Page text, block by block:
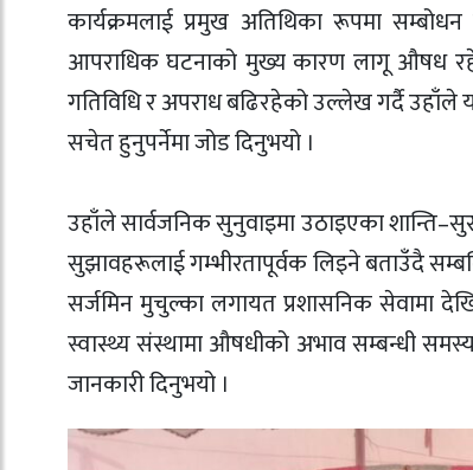
कार्यक्रमलाई प्रमुख अतिथिका रूपमा
आपराधिक घटनाको मुख्य कारण लागू औषध
गतिविधि र अपराध बढिरहेको उल्लेख गर्दै उहाँले
सचेत हुनुपर्नेमा जोड दिनुभयो ।
उहाँले सार्वजनिक सुनुवाइमा उठाइएका
सुझावहरूलाई गम्भीरतापूर्वक लिइने बताउँदै
सर्जमिन मुचुल्का लगायत प्रशासनिक सेवामा
स्वास्थ्य संस्थामा औषधीको अभाव सम्बन्धी
जानकारी दिनुभयो ।